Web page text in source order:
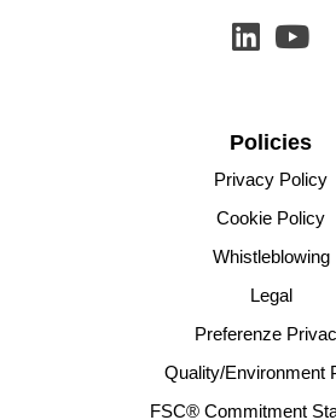
Policies
Privacy Policy
Cookie Policy
Whistleblowing
Legal
Preferenze
Quality/Environment
FSC® Commitment